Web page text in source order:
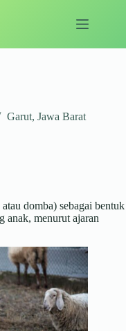
Garut, Jawa Barat
domba) sebagai bentuk
anak, menurut ajaran